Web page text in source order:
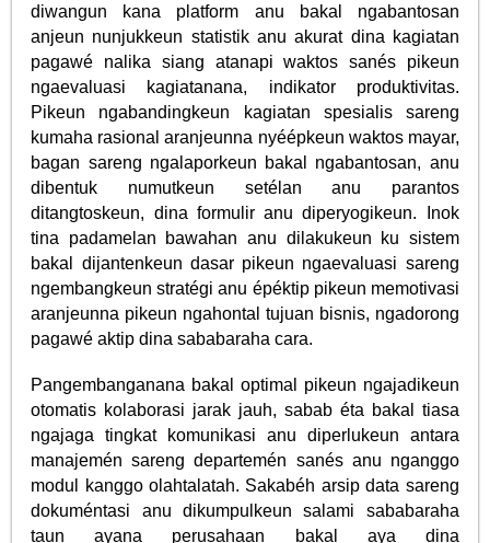
diwangun kana platform anu bakal ngabantosan
anjeun nunjukkeun statistik anu akurat dina kagiatan
pagawé nalika siang atanapi waktos sanés pikeun
ngaevaluasi kagiatanana, indikator produktivitas.
Pikeun ngabandingkeun kagiatan spesialis sareng
kumaha rasional aranjeunna nyéépkeun waktos mayar,
bagan sareng ngalaporkeun bakal ngabantosan, anu
dibentuk numutkeun setélan anu parantos
ditangtoskeun, dina formulir anu diperyogikeun. Inok
tina padamelan bawahan anu dilakukeun ku sistem
bakal dijantenkeun dasar pikeun ngaevaluasi sareng
ngembangkeun stratégi anu épéktip pikeun memotivasi
aranjeunna pikeun ngahontal tujuan bisnis, ngadorong
pagawé aktip dina sababaraha cara.
Pangembanganana bakal optimal pikeun ngajadikeun
otomatis kolaborasi jarak jauh, sabab éta bakal tiasa
ngajaga tingkat komunikasi anu diperlukeun antara
manajemén sareng departemén sanés anu nganggo
modul kanggo olahtalatah. Sakabéh arsip data sareng
dokuméntasi anu dikumpulkeun salami sababaraha
taun ayana perusahaan bakal aya dina